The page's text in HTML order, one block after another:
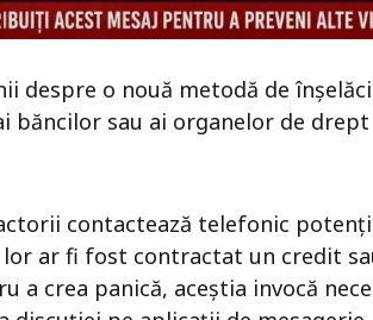
despre o nouă metodă de
băncilor sau ai organelor de
contactează telefonic
ar fi fost contractat un credit
a crea panică, aceștia invocă